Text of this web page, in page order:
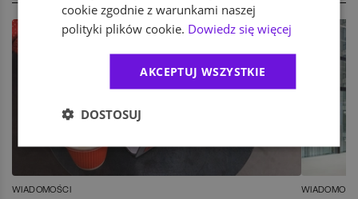
WIADOMOŚCI
cookie zgodnie z warunkami naszej
polityki plików cookie. Dowiedz się więcej
AKCEPTUJ WSZYSTKIE
DOSTOSUJ